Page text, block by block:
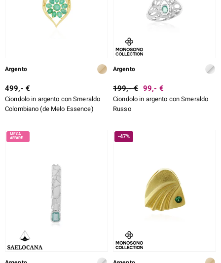
Argento
499,- €
Ciondolo in argento con Smeraldo
Colombiano (de Melo Essence)
Argento
199,- € 99,- €
Ciondolo in argento con Smeraldo
Russo
-47%